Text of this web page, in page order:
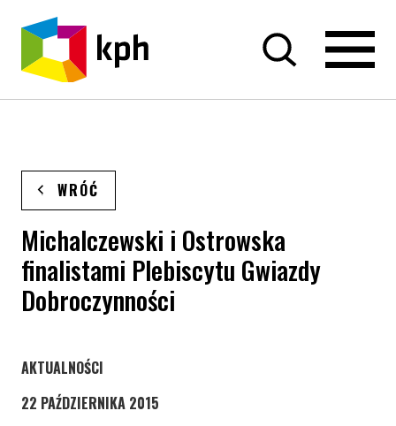
PRZEJDŹ DO TREŚCI
WRÓĆ
Michalczewski i Ostrowska
finalistami Plebiscytu Gwiazdy
Dobroczynności
STRONA KATEGORII WPISÓW
AKTUALNOŚCI
22 PAŹDZIERNIKA 2015